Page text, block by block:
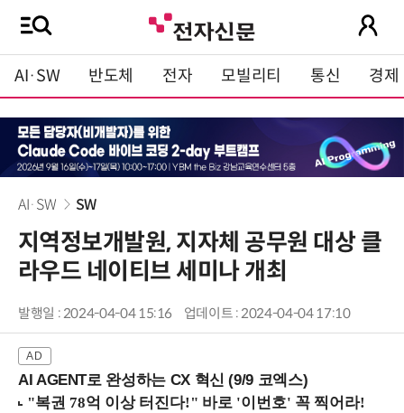
AI·SW 반도체 전자 모빌리티 통신 경제
AI·SW SW
지역정보개발원, 지자체 공무원 대상 클
라우드 네이티브 세미나 개최
발행일 : 2024-04-04 15:16 업데이트 : 2024-04-04 17:10
AI AGENT로 완성하는 CX 혁신 (9/9 코엑스)